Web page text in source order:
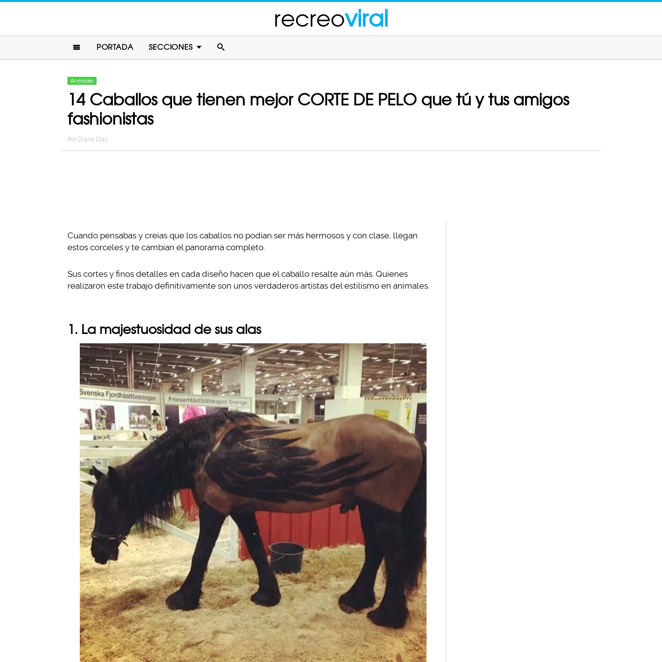
recreoviral
PORTADA SECCIONES
Animales
14 Caballos que tienen mejor CORTE DE PELO que tú y tus amigos
fashionistas
Por Diana Diaz
Cuando pensabas y creías que los caballos no podían ser más hermosos y con clase, llegan
estos corceles y te cambian el panorama completo.
Sus cortes y finos detalles en cada diseño hacen que el caballo resalte aún más. Quienes
realizaron este trabajo definitivamente son unos verdaderos artistas del estilismo en animales.
1. La majestuosidad de sus alas